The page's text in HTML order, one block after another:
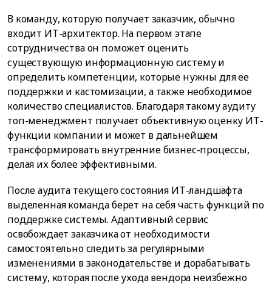
В команду, которую получает заказчик, обычно
входит ИТ-архитектор. На первом этапе
сотрудничества он поможет оценить
существующую информационную систему и
определить компетенции, которые нужны для ее
поддержки и кастомизации, а также необходимое
количество специалистов. Благодаря такому аудиту
топ-менеджмент получает объективную оценку ИТ-
функции компании и может в дальнейшем
трансформировать внутренние бизнес-процессы,
делая их более эффективными.
После аудита текущего состояния ИТ-ландшафта
выделенная команда берет на себя часть функций по
поддержке системы. Адаптивный сервис
освобождает заказчика от необходимости
самостоятельно следить за регулярными
изменениями в законодательстве и дорабатывать
систему, которая после ухода вендора неизбежно